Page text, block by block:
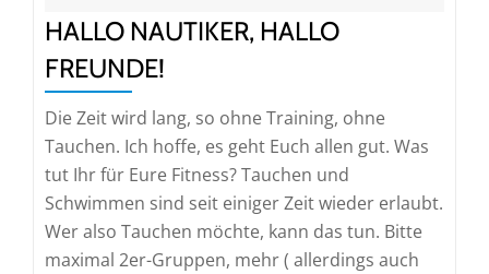
HALLO NAUTIKER, HALLO
FREUNDE!
Die Zeit wird lang, so ohne Training, ohne
Tauchen. Ich hoffe, es geht Euch allen gut. Was
tut Ihr für Eure Fitness? Tauchen und
Schwimmen sind seit einiger Zeit wieder erlaubt.
Wer also Tauchen möchte, kann das tun. Bitte
maximal 2er-Gruppen, mehr ( allerdings auch